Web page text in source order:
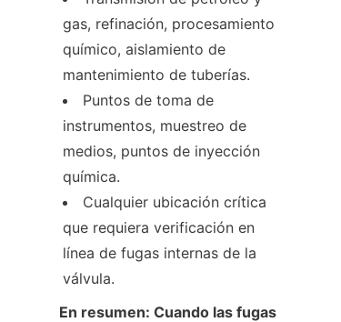
gas, refinación, procesamiento
químico, aislamiento de
mantenimiento de tuberías.
Puntos de toma de
instrumentos, muestreo de
medios, puntos de inyección
química.
Cualquier ubicación crítica
que requiera verificación en
línea de fugas internas de la
válvula.
En resumen: Cuando las fugas